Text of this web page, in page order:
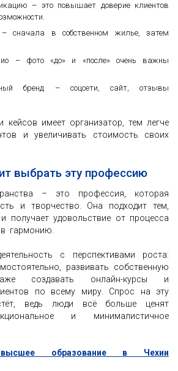
– это повышает доверие клиентов
– сначала в собственном жилье, затем
– фото «до» и «после» очень важны
бренд – соцсети, сайт, отзывы
имеет организатор, тем легче
и увеличивать стоимость своих
выбрать эту профессию
– это профессия, которая
и творчество. Она подходит тем,
получает удовольствие от процесса
гармонию.
с перспективами роста:
развивать собственную
создавать онлайн-курсы и
по всему миру. Спрос на эту
ведь люди всё больше ценят
и минималистичное
образование в Чехии